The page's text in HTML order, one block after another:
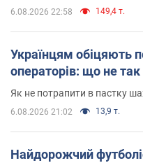
6.08.2026 22:58 149,4 т.
Українцям обіцяють
операторів: що не
Як не потрапити в пастку
6.08.2026 21:02 13,9 т.
Найдорожчий